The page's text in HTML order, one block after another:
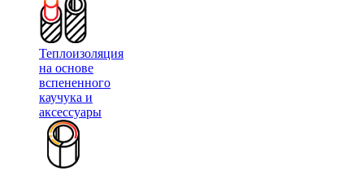
Теплоизоляция
на основе
вспененного
каучука и
аксессуары